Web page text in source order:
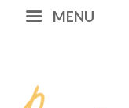
MENU